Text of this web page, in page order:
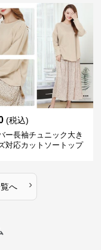
(税込)
ー長袖チュニック大き
対応カットソートップ
へ ›